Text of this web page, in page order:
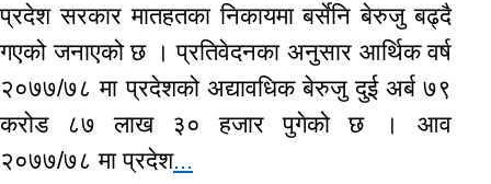
प्रदेश सरकार मातहतका निकायमा बर्सेनि बेरुजु बढ्दै
गएको जनाएको छ । प्रतिवेदनका अनुसार आर्थिक वर्ष
२०७७/७८ मा प्रदेशको अद्यावधिक बेरुजु दुई अर्ब ७९
करोड ८७ लाख ३० हजार पुगेको छ । आव
२०७७/७८ मा प्रदेश...